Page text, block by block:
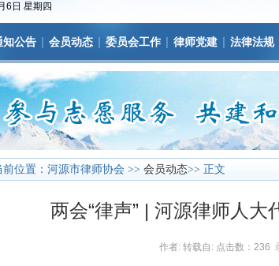
6日 星期四
知公告 | 会员动态 | 委员会工作 | 律师党建 | 法律法规
前位置：河源市律师协会 >> 会员动态>> 正文
两会“律声” | 河源律师人
作者: 转载自: 点击数：236